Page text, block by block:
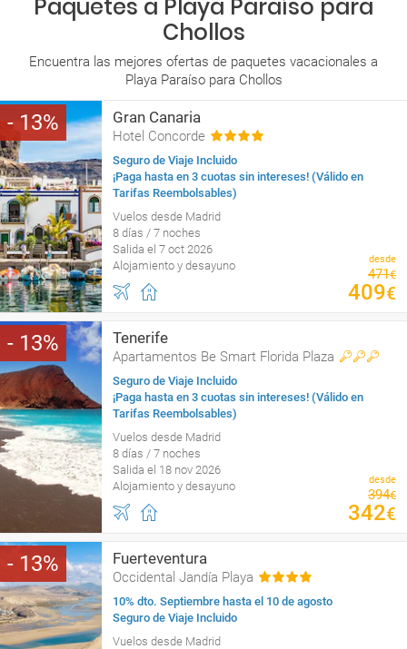
Paquetes a Playa Paraíso para
Chollos
Encuentra las mejores ofertas de paquetes vacacionales a
Playa Paraíso para Chollos
13 Gran Canaria
Hotel Concorde
Seguro de Viaje Incluido
¡Paga hasta en 3 cuotas sin intereses! (Válido en
Tarifas Reembolsables)
Vuelos desde Madrid
8 días / 7 noches
Salida el 7 oct 2026
Alojamiento y desayuno
desde
471€
409€
13 Tenerife
Apartamentos Be Smart Florida Plaza
Seguro de Viaje Incluido
¡Paga hasta en 3 cuotas sin intereses! (Válido en
Tarifas Reembolsables)
Vuelos desde Madrid
8 días / 7 noches
Salida el 18 nov 2026
Alojamiento y desayuno
desde
394€
342€
13 Fuerteventura
Occidental Jandía Playa
10% dto. Septiembre hasta el 10 de agosto
Seguro de Viaje Incluido
Vuelos desde Madrid